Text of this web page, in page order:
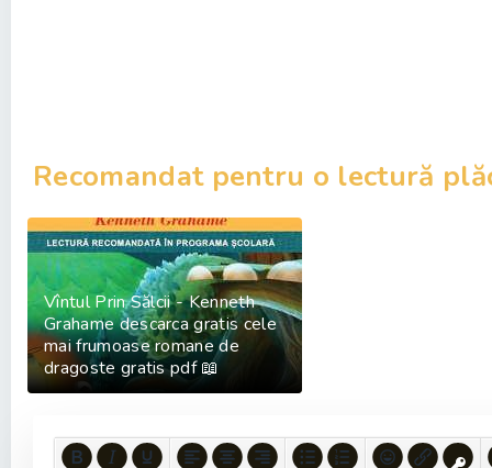
Recomandat pentru o lectură
Vîntul Prin Sălcii - Kenneth
Grahame descarca gratis cele
mai frumoase romane de
dragoste gratis pdf 📖